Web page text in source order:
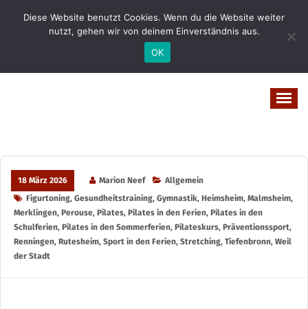
Inhalt
18 März 2026 Marion Neef
Allgemein
Figurtoning, Gesundheitstraining, Gymnastik, Heimsheim, Malmsheim,
Merklingen, Perouse, Pilates, Pilates in den Ferien, Pilates in den
Schulferien, Pilates in den Sommerferien, Pilateskurs, Präventionssport,
Renningen, Rutesheim, Sport in den Ferien, Stretching, Tiefenbronn, Weil
der Stadt
Diese Website benutzt Cookies. Wenn du die Website weiter
nutzt, gehen wir von deinem Einverständnis aus.
OK